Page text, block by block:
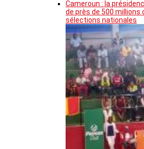
Cameroun : la
de près de 500 millions
sélections nationales